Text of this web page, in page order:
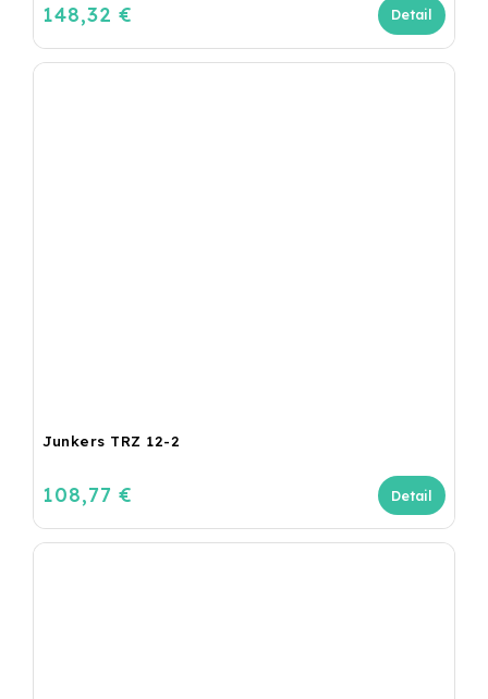
148,32 € Detail
Junkers TRZ 12-2
108,77 € Detail